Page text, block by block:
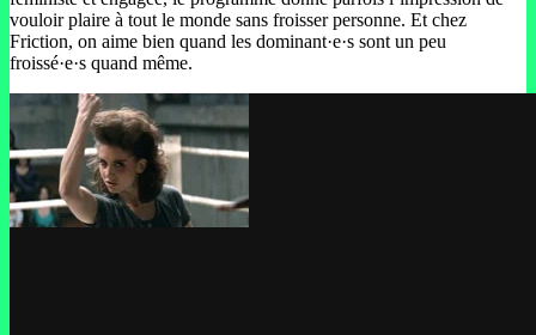
vouloir plaire à tout le monde sans froisser personne. Et chez
Friction, on aime bien quand les dominant·e·s sont un peu
froissé·e·s quand même.